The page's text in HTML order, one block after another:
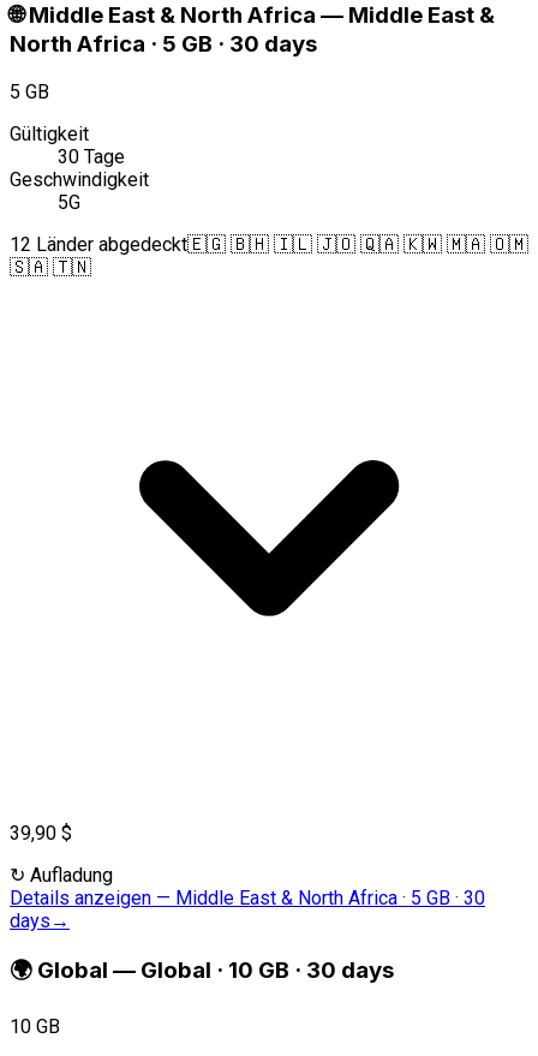
🌐 Middle East & North Africa — Middle East &
North Africa · 5 GB · 30 days
5 GB
Gültigkeit
30 Tage
Geschwindigkeit
5G
12 Länder abgedeckt🇪🇬 🇧🇭 🇮🇱 🇯🇴 🇶🇦 🇰🇼 🇲🇦 🇴🇲
🇸🇦 🇹🇳
39,90 $
↻ Aufladung
Details anzeigen — Middle East & North Africa · 5 GB · 30
days →
🌍 Global — Global · 10 GB · 30 days
10 GB